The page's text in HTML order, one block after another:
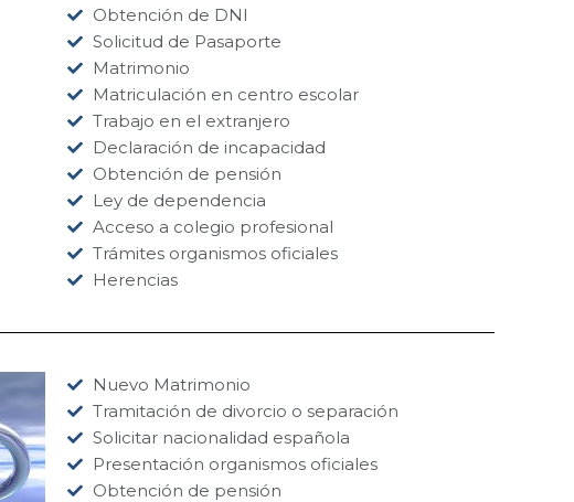
Obtención de DNI
Solicitud de Pasaporte
Matrimonio
Matriculación en centro escolar
Trabajo en el extranjero
Declaración de incapacidad
Obtención de pensión
Ley de dependencia
Acceso a colegio profesional
Trámites organismos oficiales
Herencias
Nuevo Matrimonio
Tramitación de divorcio o separación
Solicitar nacionalidad española
Presentación organismos oficiales
Obtención de pensión